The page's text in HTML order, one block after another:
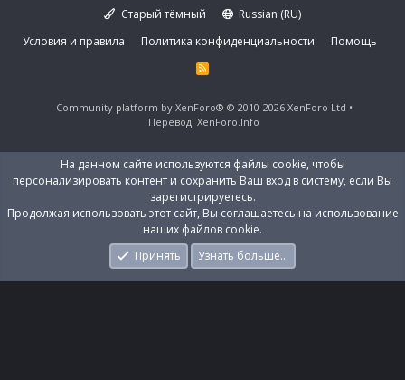
Старый тёмный
Russian (RU)
Условия и правила
Политика конфиденциальности Помощь
R
S
Community platform by XenForo® © 2010-2026 XenForo Ltd
Перевод: XenForo.Info
На данном сайте используются файлы cookie, чтобы
персонализировать контент и сохранить Ваш вход в систему, если Вы
зарегистрируетесь.
Продолжая использовать этот сайт, Вы соглашаетесь на использование
наших файлов cookie.
Принять
Узнать больше…